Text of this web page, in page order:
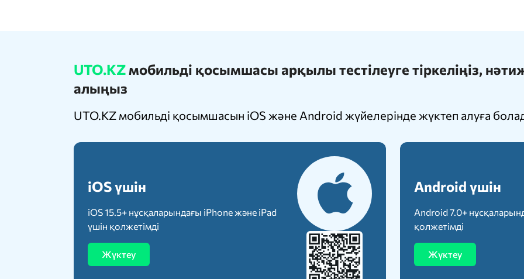
UTO.KZ мобильді қосымшасы арқылы тестілеуге тіркеліңіз,
алыңыз
UTO.KZ мобильді қосымшасын iOS және Android жүйелерінде жүктеп алуға
iOS үшін
iOS 15.5+ нұсқаларындағы iPhone және iPad
үшін қолжетімді
Жүктеу
Android үшін
Android 7.0+
қолжетімді
Жүктеу